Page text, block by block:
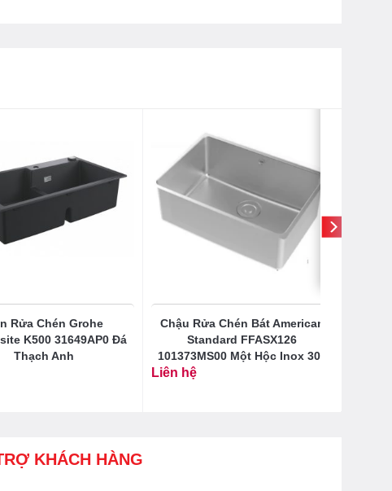
Rửa Chén Grohe
K500 31649AP0 Đá
Thạch Anh
Chậu Rửa Chén Bát American
Standard FFASX126
101373MS00 Một Hộc Inox 304
Liên hệ
KHÁCH HÀNG